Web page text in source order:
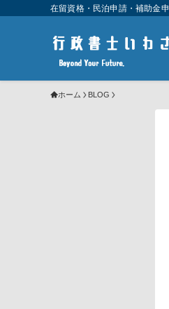
在留資格・民泊申請・補助金
ホーム BLOG